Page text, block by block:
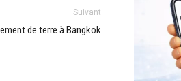
Suivant
de terre à Bangkok